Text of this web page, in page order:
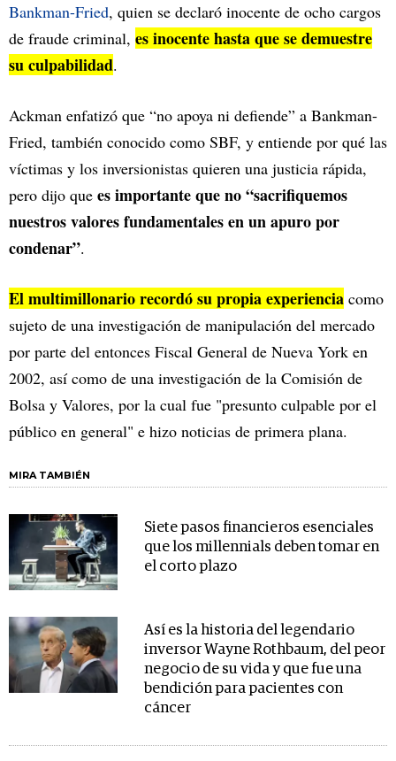
Bankman-Fried, quien se declaró inocente de ocho cargos
de fraude criminal, es inocente hasta que se demuestre
su culpabilidad.
Ackman enfatizó que “no apoya ni defiende” a Bankman-
Fried, también conocido como SBF, y entiende por qué las
víctimas y los inversionistas quieren una justicia rápida,
pero dijo que es importante que no “sacrifiquemos
nuestros valores fundamentales en un apuro por
condenar”.
El multimillonario recordó su propia experiencia como
sujeto de una investigación de manipulación del mercado
por parte del entonces Fiscal General de Nueva York en
2002, así como de una investigación de la Comisión de
Bolsa y Valores, por la cual fue "presunto culpable por el
público en general" e hizo noticias de primera plana.
MIRA TAMBIÉN
Siete pasos financieros esenciales
que los millennials deben tomar en
el corto plazo
Así es la historia del legendario
inversor Wayne Rothbaum, del peor
negocio de su vida y que fue una
bendición para pacientes con
cáncer